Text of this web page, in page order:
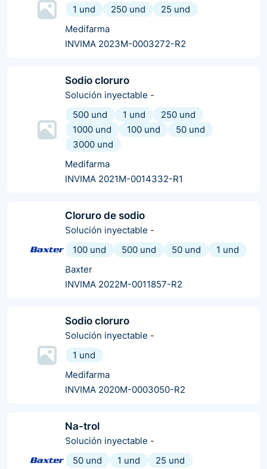
1 und
250 und
25 und
Medifarma
INVIMA 2023M-0003272-R2
Sodio cloruro
Solución inyectable -
500 und
1 und
250 und
1000 und
100 und
50 und
3000 und
Medifarma
INVIMA 2021M-0014332-R1
Cloruro de sodio
Solución inyectable -
100 und
500 und 50 und
1 und
Baxter
INVIMA 2022M-0011857-R2
Sodio cloruro
Solución inyectable -
1 und
Medifarma
INVIMA 2020M-0003050-R2
Na-trol
Solución inyectable -
50 und
1 und 25 und